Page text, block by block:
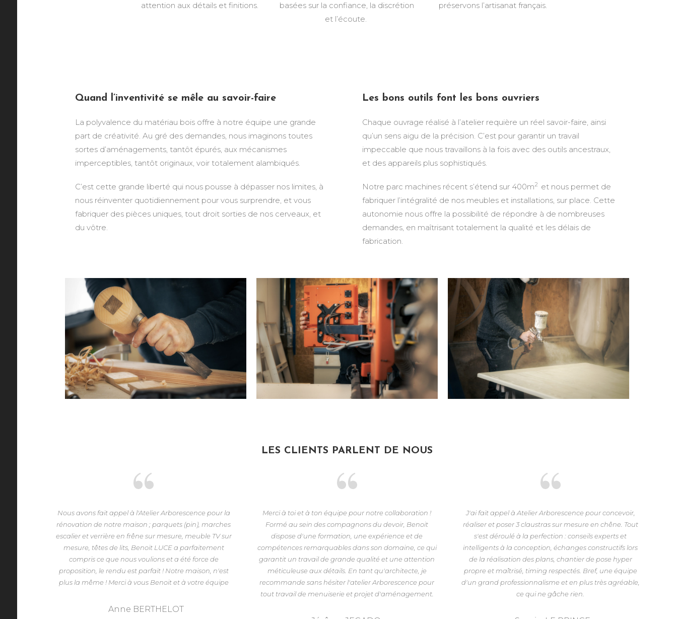
attention aux détails et finitions.
basées sur la confiance, la discrétion
et l’écoute.
préservons l’artisanat français.
Quand l’inventivité se mêle au savoir-faire
La polyvalence du matériau bois offre à notre équipe une grande
part de créativité. Au gré des demandes, nous imaginons toutes
sortes d’aménagements, tantôt épurés, aux mécanismes
imperceptibles, tantôt originaux, voir totalement alambiqués.
C’est cette grande liberté qui nous pousse à dépasser nos limites, à
nous réinventer quotidiennement pour vous surprendre, et vous
fabriquer des pièces uniques, tout droit sorties de nos cerveaux, et
du vôtre.
Les bons outils font les bons ouvriers
Chaque ouvrage réalisé à l’atelier requière un réel savoir-faire, ainsi
qu’un sens aigu de la précision. C’est pour garantir un travail
impeccable que nous travaillons à la fois avec des outils ancestraux,
et des appareils plus sophistiqués.
Notre parc machines récent s’étend sur 400m2 et nous permet de
fabriquer l’intégralité de nos meubles et installations, sur place. Cette
autonomie nous offre la possibilité de répondre à de nombreuses
demandes, en maîtrisant totalement la qualité et les délais de
fabrication.
LES CLIENTS PARLENT DE NOUS
Nous avons fait appel à l'Atelier Arborescence pour la
rénovation de notre maison ; parquets (pin), marches
escalier et verrière en frêne sur mesure, meuble TV sur
mesure, têtes de lits, Benoit LUCE a parfaitement
compris ce que nous voulions et a été force de
proposition, le rendu est parfait ! Notre maison, n'est
plus la même ! Merci à vous Benoit et à votre équipe
Anne BERTHELOT
Merci à toi et à ton équipe pour notre collaboration !
Formé au sein des compagnons du devoir, Benoit
dispose d'une formation, une expérience et de
compétences remarquables dans son domaine, ce qui
garantit un travail de grande qualité et une attention
méticuleuse aux détails. En tant qu'architecte, je
recommande sans hésiter l'atelier Arborescence pour
tout travail de menuiserie et projet d'aménagement.
J'ai fait appel à Atelier Arborescence pour concevoir,
réaliser et poser 3 claustras sur mesure en chêne. Tout
s'est déroulé à la perfection : conseils experts et
intelligents à la conception, échanges constructifs lors
de la réalisation des plans, chantier de pose hyper
propre et maîtrisé, timing respectés. Bref, une équipe
d'un grand professionnalisme et en plus très agréable,
ce qui ne gâche rien.